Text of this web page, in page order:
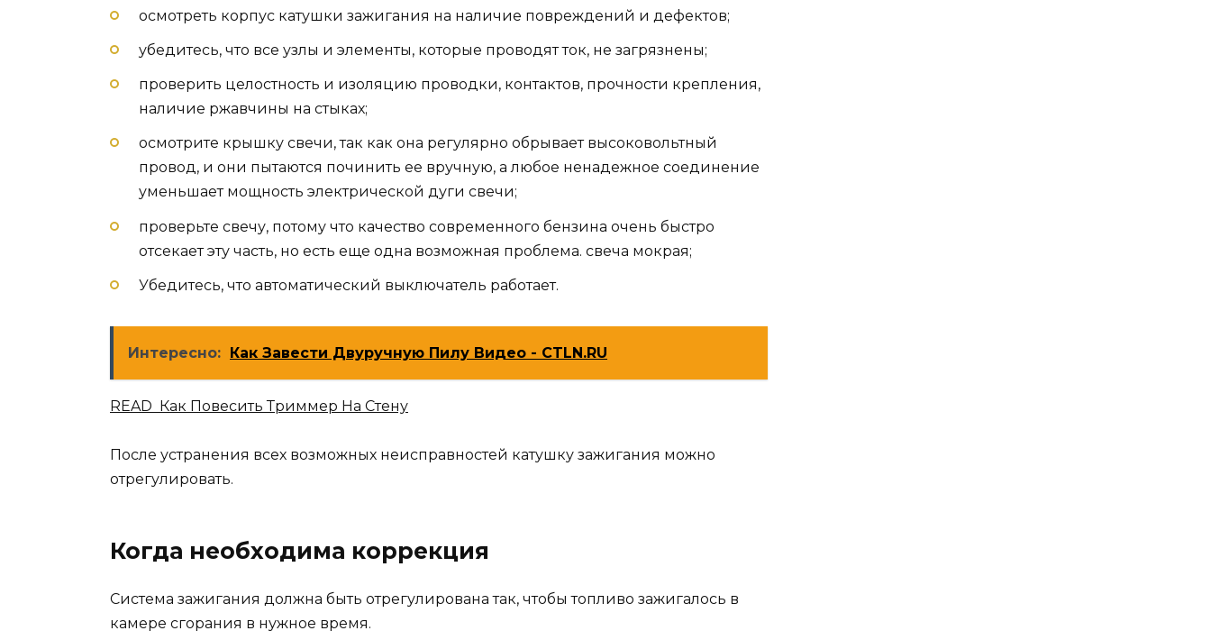
осмотреть корпус катушки зажигания на наличие повреждений и дефектов;
убедитесь, что все узлы и элементы, которые проводят ток, не загрязнены;
проверить целостность и изоляцию проводки, контактов, прочности крепления,
наличие ржавчины на стыках;
осмотрите крышку свечи, так как она регулярно обрывает высоковольтный
провод, и они пытаются починить ее вручную, а любое ненадежное соединение
уменьшает мощность электрической дуги свечи;
проверьте свечу, потому что качество современного бензина очень быстро
отсекает эту часть, но есть еще одна возможная проблема. свеча мокрая;
Убедитесь, что автоматический выключатель работает.
Интересно: Как Завести Двуручную Пилу Видео - CTLN.RU
READ Как Повесить Триммер На Стену
После устранения всех возможных неисправностей катушку зажигания можно
отрегулировать.
Когда необходима коррекция
Система зажигания должна быть отрегулирована так, чтобы топливо зажигалось в
камере сгорания в нужное время.